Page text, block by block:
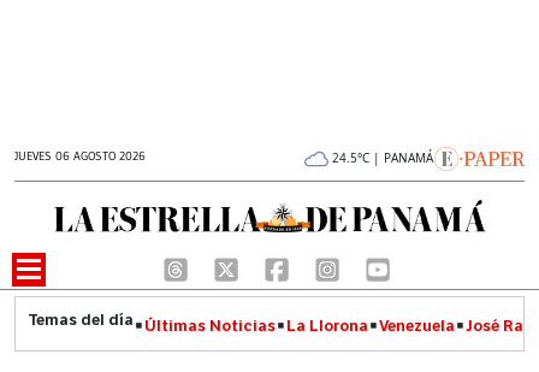
JUEVES 06 AGOSTO 2026 24.5°C | PANAMÁ
Últimas Noticias La Llorona Venezuela José